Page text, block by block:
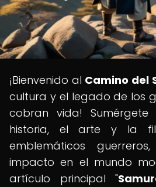
¡Bienvenido al Camino del
cultura y el legado de los
cobran vida!
historia, el arte y la
emblemáticos
impacto en el mundo
artículo principal "